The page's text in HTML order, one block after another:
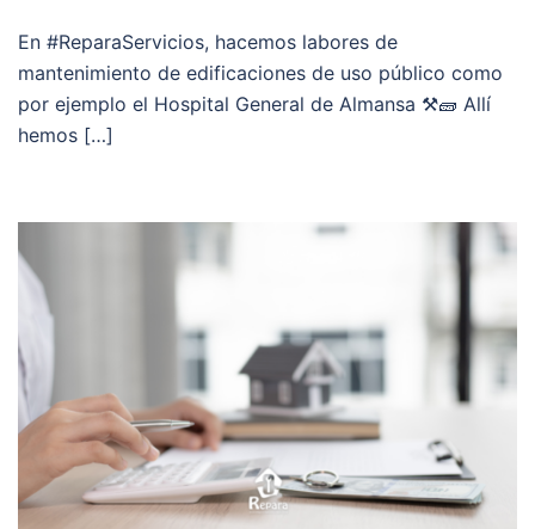
En #ReparaServicios, hacemos labores de
mantenimiento de edificaciones de uso público como
por ejemplo el Hospital General de Almansa ⚒️🧱 Allí
hemos […]